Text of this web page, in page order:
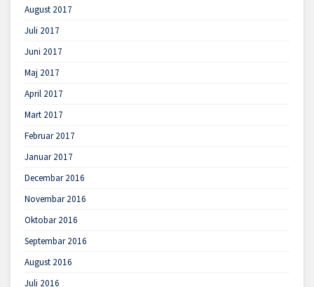
August 2017
Juli 2017
Juni 2017
Maj 2017
April 2017
Mart 2017
Februar 2017
Januar 2017
Decembar 2016
Novembar 2016
Oktobar 2016
Septembar 2016
August 2016
Juli 2016